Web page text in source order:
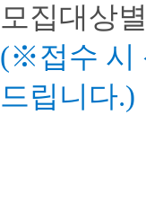
모집대상
(※접수 시
드립니다.)